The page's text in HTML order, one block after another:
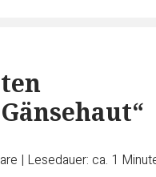
| Lesedauer: ca. 1